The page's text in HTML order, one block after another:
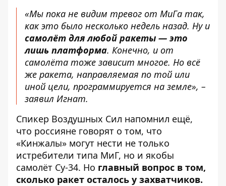
«Мы пока не видим тревог от МиГа так,
как это было несколько недель назад. Ну и
самолёт для любой ракеты — это
лишь платформа. Конечно, и от
самолёта тоже зависит многое. Но всё
же ракета, направляемая по той или
иной цели, программируется на земле», –
заявил Игнат.
Спикер Воздушных Сил напомнил ещё,
что россияне говорят о том, что
«Кинжалы» могут нести не только
истребители типа МиГ, но и якобы
самолёт Су-34. Но главный вопрос в том,
сколько ракет осталось у захватчиков.